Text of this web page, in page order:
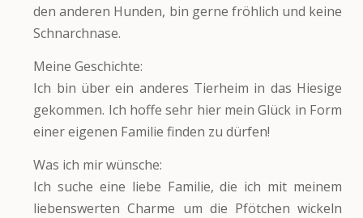
den anderen Hunden, bin gerne fröhlich und keine
Schnarchnase.
Meine Geschichte:
Ich bin über ein anderes Tierheim in das Hiesige
gekommen. Ich hoffe sehr hier mein Glück in Form
einer eigenen Familie finden zu dürfen!
Was ich mir wünsche:
Ich suche eine liebe Familie, die ich mit meinem
liebenswerten Charme um die Pfötchen wickeln